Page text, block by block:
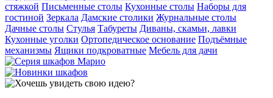
стяжкой Письменные столы Кухонные столы Наборы для
гостиной Зеркала Дамские столики Журнальные столы
Дачные столы Стулья Табуреты Диваны, скамьи, лавки
Кухонные уголки Ортопедическое основание Подъёмные
механизмы Ящики подкроватные Мебель для дачи